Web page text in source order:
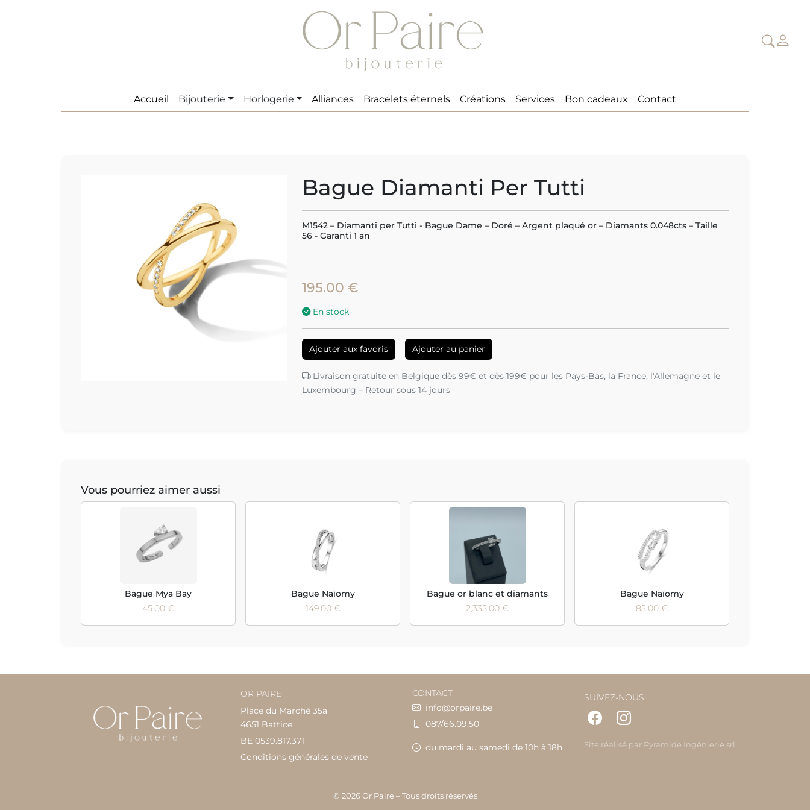
Accueil Bijouterie Horlogerie Alliances Bracelets éternels Créations Services Bon cadeaux Contact
Bague Diamanti Per Tutti
M1542 – Diamanti per Tutti - Bague Dame – Doré – Argent plaqué or – Diamants 0.048cts – Taille
56 - Garanti 1 an
195.00 €
En stock
Ajouter aux favoris Ajouter au panier
Livraison gratuite en Belgique dès 99€ et dès 199€ pour les Pays-Bas, la France, l'Allemagne et le
Luxembourg – Retour sous 14 jours
Vous pourriez aimer aussi
Bague Mya Bay
45.00 €
Bague Naïomy
149.00 €
Bague or blanc et diamants
2,335.00 €
Bague Naïomy
85.00 €
OR PAIRE
Place du Marché 35a
4651 Battice
BE 0539.817.371
Conditions générales de vente
CONTACT
info@orpaire.be
087/66.09.50
du mardi au samedi de 10h à 18h
SUIVEZ-NOUS
Site réalisé par Pyramide Ingénierie srl
© 2026 Or Paire – Tous droits réservés